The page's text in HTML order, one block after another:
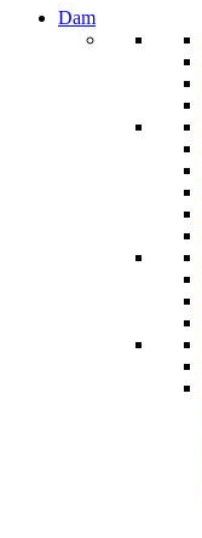
Dam